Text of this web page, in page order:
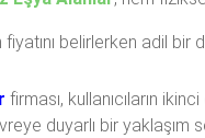
fiyatını belirlerken adil
firması, kullanıcıların
duyarlı bir yaklaşım